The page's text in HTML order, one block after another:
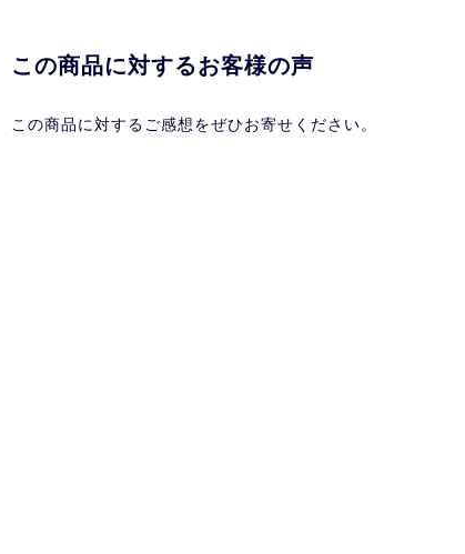
この商品に対するお客様の声
この商品に対するご感想をぜひお寄せください。